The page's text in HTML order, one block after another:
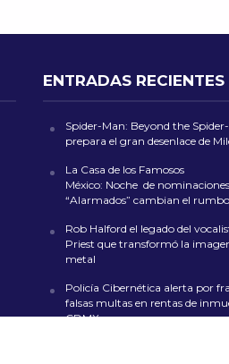
ENTRADAS RECIENTES
Spider-Man: Beyond the Spider-
prepara el gran desenlace de
La Casa de los Famosos
México: Noche de
“Alarmados” cambian el
Rob Halford el legado del
Priest que transformó la
metal
Policía Cibernética alerta por
falsas multas en rentas de
CDMX